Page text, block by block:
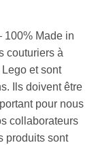
100% Made in
couturiers à
et sont
Ils doivent être
pour nous
collaborateurs
produits sont